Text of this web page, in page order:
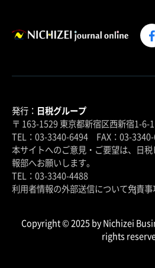
発行： 日税グループ
〒 163-1529 東京都新宿区西新宿1-6-
TEL：03-3340-6494 FAX：03-
本サイトへのご意見・ご要望は、日
報部へお願いします。
TEL：03-3340-4488
利用者情報の外部送信について免責事
Copyright © 2025 by Nichizei
rights